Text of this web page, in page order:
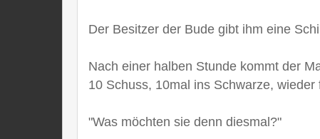
Der Besitzer der Bude gibt ihm eine
Nach einer halben Stunde kommt der
10 Schuss, 10mal ins Schwarze, wieder
"Was möchten sie denn diesmal?"